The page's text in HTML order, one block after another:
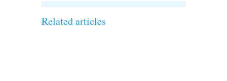
Related articles